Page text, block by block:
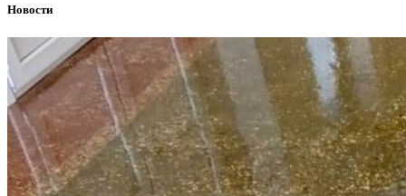
Новости